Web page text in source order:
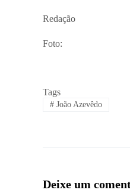
Redação
Foto:
Tags
#João Azevêdo
Deixe um